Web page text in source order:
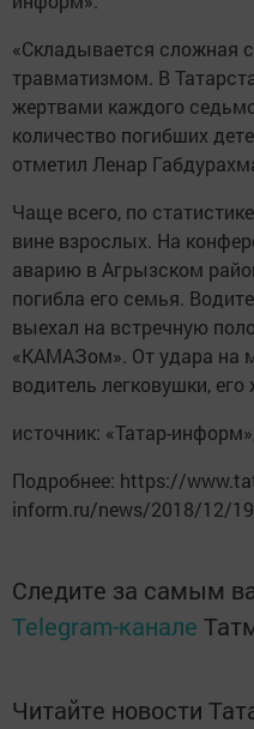
«Складывается сложная
травматизмом. В
жертвами каждого
количество погибших
отметил Ленар
Чаще всего, по
вине взрослых. На
аварию в Агрызском
погибла его семья.
выехал на встречную
«КАМАЗом». От удара на
водитель легковушки, его
источник: «Татар-
Подробнее: https://
inform.ru/news/2018/12/
Следите за самым
Telegram-канале
Читайте новости